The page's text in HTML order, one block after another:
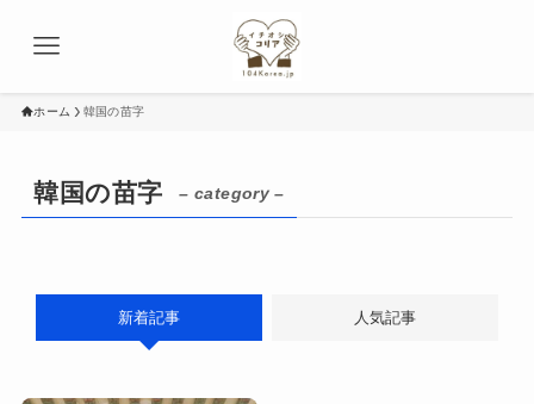
ホーム 韓国の苗字
韓国の苗字 – category –
新着記事 人気記事